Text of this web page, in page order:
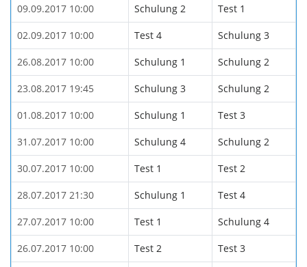
09.09.2017 10:00 Schulung 2 Test 1
02.09.2017 10:00 Test 4 Schulung 3
26.08.2017 10:00 Schulung 1 Schulung 2
23.08.2017 19:45 Schulung 3 Schulung 2
01.08.2017 10:00 Schulung 1 Test 3
31.07.2017 10:00 Schulung 4 Schulung 2
30.07.2017 10:00 Test 1 Test 2
28.07.2017 21:30 Schulung 1 Test 4
27.07.2017 10:00 Test 1 Schulung 4
26.07.2017 10:00 Test 2 Test 3